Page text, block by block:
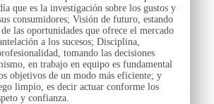
que es la investigación sobre los gustos y
consumidores; Visión de futuro, estando
las oportunidades que ofrece el mercado
a los sucesos; Disciplina,
tomando las decisiones
en trabajo en equipo es fundamental
objetivos de un modo más eficiente; y
limpio, es decir actuar conforme los
y confianza.